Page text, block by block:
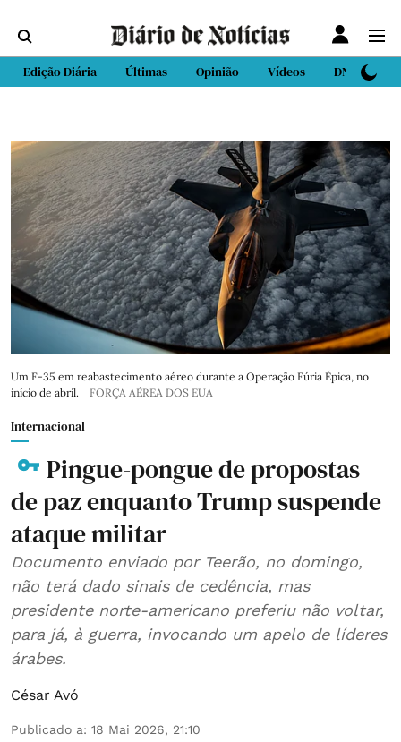
Edição Diária Últimas Opinião Vídeos DN Sport
Um F-35 em reabastecimento aéreo durante a Operação Fúria Épica, no
início de abril.
FORÇA AÉREA DOS EUA
Internacional
Pingue-pongue de propostas
de paz enquanto Trump suspende
ataque militar
Documento enviado por Teerão, no domingo,
não terá dado sinais de cedência, mas
presidente norte-americano preferiu não voltar,
para já, à guerra, invocando um apelo de líderes
árabes.
César Avó
Publicado a: 18 Mai 2026, 21:10